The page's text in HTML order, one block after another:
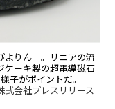
よりん」。リニアの流
ケーキ製の超電導磁石
子がポイントだ。
式会社プレスリリース